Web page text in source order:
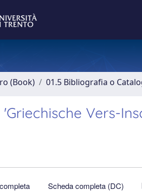
(Book) 01.5 Bibliografia o
Vers-
Scheda completa (DC)